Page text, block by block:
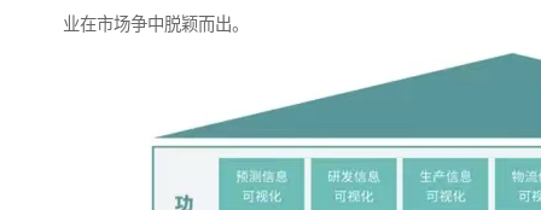
业在市场争中脱颖而出。​